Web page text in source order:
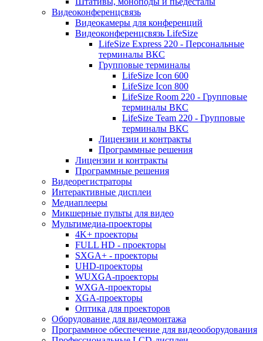
Видеоконференцсвязь
Видеокамеры для конференций
Видеоконференцсвязь LifeSize
LifeSize Express 220 - Персональные
терминалы ВКС
Групповые терминалы
LifeSize Icon 600
LifeSize Icon 800
LifeSize Room 220 - Групповые
терминалы ВКС
LifeSize Team 220 - Групповые
терминалы ВКС
Лицензии и контракты
Программные решения
Лицензии и контракты
Программные решения
Видеорегистраторы
Интерактивные дисплеи
Медиаплееры
Микшерные пульты для видео
Мультимедиа-проекторы
4K+ проекторы
FULL HD - проекторы
SXGA+ - проекторы
UHD-проекторы
WUXGA-проекторы
WXGA-проекторы
XGA-проекторы
Оптика для проекторов
Оборудование для видеомонтажа
Программное обеспечение для видеооборудования